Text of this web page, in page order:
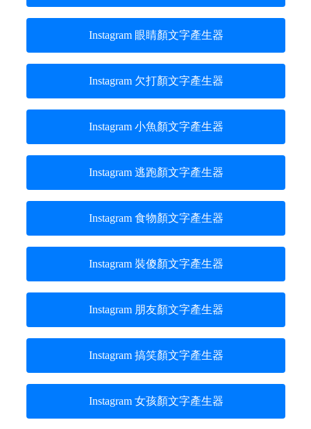
Instagram 眼睛顏文字產生器
Instagram 欠打顏文字產生器
Instagram 小魚顏文字產生器
Instagram 逃跑顏文字產生器
Instagram 食物顏文字產生器
Instagram 裝傻顏文字產生器
Instagram 朋友顏文字產生器
Instagram 搞笑顏文字產生器
Instagram 女孩顏文字產生器